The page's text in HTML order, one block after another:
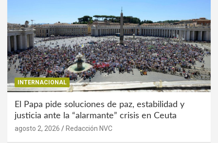
INTERNACIONAL
El Papa pide soluciones de paz, estabilidad y
justicia ante la “alarmante” crisis en Ceuta
agosto 2, 2026 Redacción NVC